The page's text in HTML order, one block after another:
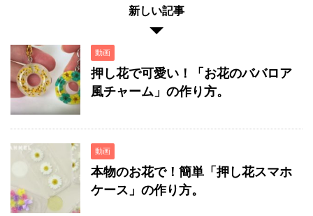
新しい記事
動画
押し花で可愛い！「お花のババロア
風チャーム」の作り方。
動画
本物のお花で！簡単「押し花スマホ
ケース」の作り方。